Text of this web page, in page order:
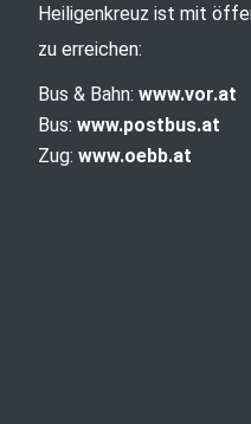
Heiligenkreuz ist mit
zu erreichen:
Bus & Bahn: www.vor.at
Bus: www.postbus.at
Zug: www.oebb.at